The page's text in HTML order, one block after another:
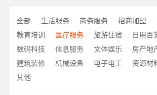
全部 生活服务 商务服务 招商加盟
教育培训
医疗服务 旅游住宿 日用百
数码科技
信息服务 文体娱乐 房产地
建筑装修
机械设备 电子电工 资源材
其他